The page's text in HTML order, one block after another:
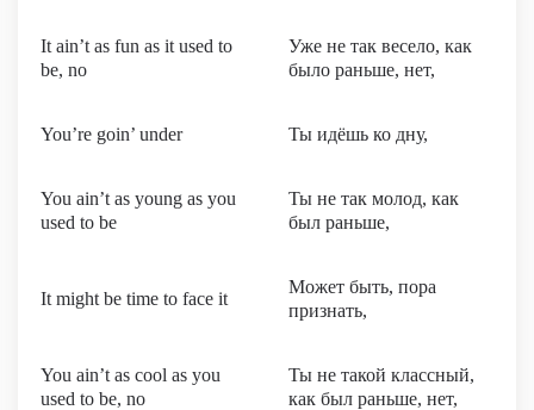
It ain’t as fun as it used to
be, no
Уже не так весело, как
было раньше, нет,
You’re goin’ under Ты идёшь ко дну,
You ain’t as young as you
used to be
Ты не так молод, как
был раньше,
It might be time to face it
Может быть, пора
признать,
You ain’t as cool as you
used to be, no
Ты не такой классный,
как был раньше, нет,